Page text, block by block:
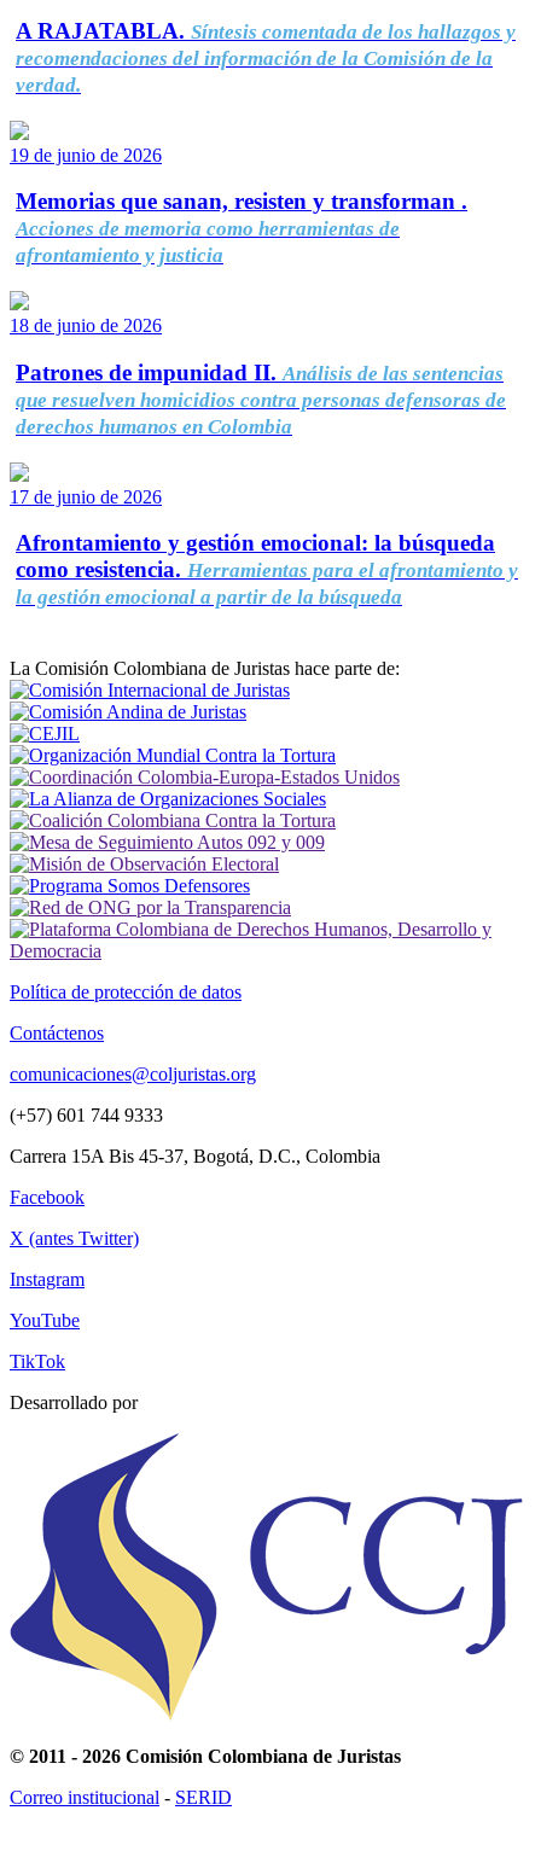
A RAJATABLA. Síntesis comentada de los hallazgos y
recomendaciones del información de la Comisión de la
verdad.
19 de junio de 2026
Memorias que sanan, resisten y transforman .
Acciones de memoria como herramientas de
afrontamiento y justicia
18 de junio de 2026
Patrones de impunidad II. Análisis de las sentencias
que resuelven homicidios contra personas defensoras de
derechos humanos en Colombia
17 de junio de 2026
Afrontamiento y gestión emocional: la búsqueda
como resistencia. Herramientas para el afrontamiento y
la gestión emocional a partir de la búsqueda
La Comisión Colombiana de Juristas hace parte de:
Política de protección de datos
Contáctenos
comunicaciones@coljuristas.org
(+57) 601 744 9333
Carrera 15A Bis 45-37, Bogotá, D.C., Colombia
Facebook
X (antes Twitter)
Instagram
YouTube
TikTok
Desarrollado por
© 2011 - 2026 Comisión Colombiana de Juristas
Correo institucional - SERID